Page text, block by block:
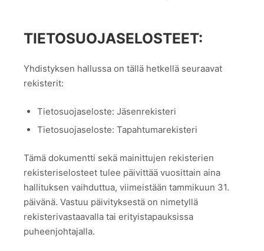
TIETOSUOJASELOSTEET:
Yhdistyksen hallussa on tällä hetkellä seuraavat
rekisterit:
Tietosuojaseloste: Jäsenrekisteri
Tietosuojaseloste: Tapahtumarekisteri
Tämä dokumentti sekä mainittujen rekisterien
rekisteriselosteet tulee päivittää vuosittain aina
hallituksen vaihduttua, viimeistään tammikuun 31.
päivänä. Vastuu päivityksestä on nimetyllä
rekisterivastaavalla tai erityistapauksissa
puheenjohtajalla.